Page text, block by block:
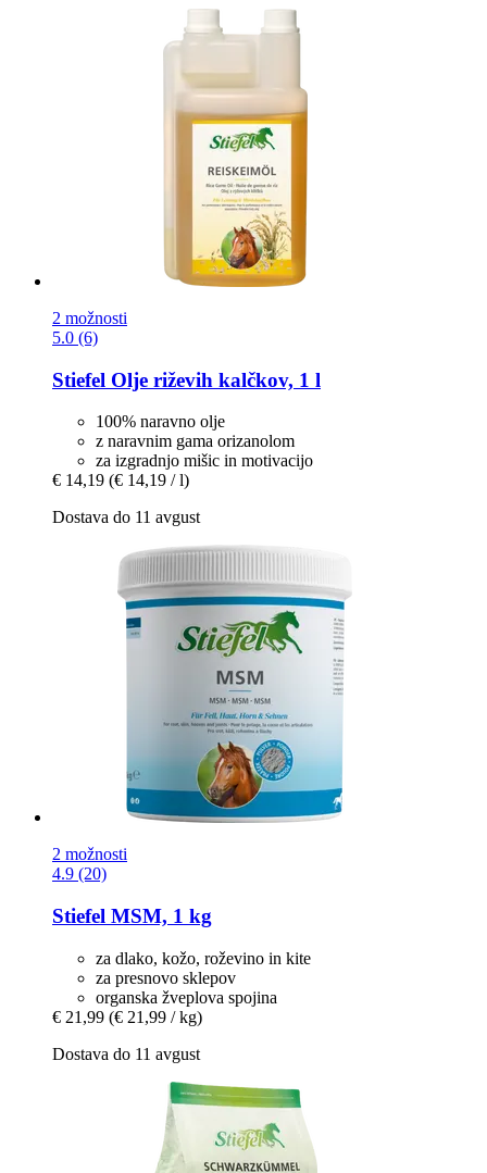
2 možnosti
5.0 (6)
Stiefel Olje riževih kalčkov, 1 l
100% naravno olje
z naravnim gama orizanolom
za izgradnjo mišic in motivacijo
€ 14,19 (€ 14,19 / l)
Dostava do 11 avgust
2 možnosti
4.9 (20)
Stiefel MSM, 1 kg
za dlako, kožo, roževino in kite
za presnovo sklepov
organska žveplova spojina
€ 21,99 (€ 21,99 / kg)
Dostava do 11 avgust